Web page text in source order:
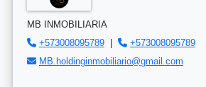
MB INMOBILIARIA
+573008095789 |
+573008095789
MB.holdinginmobiliario@gmail.com